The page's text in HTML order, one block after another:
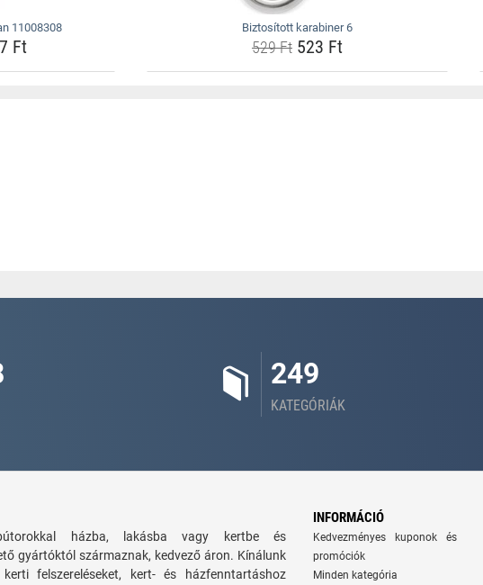
11008308
Ft
Biztosított karabiner 6
529 Ft523 Ft
249
KATEGÓRIÁK
házba, lakásba vagy kertbe és
gyártóktól származnak, kedvező áron. Kínálunk
felszereléseket, kert- és házfenntartáshoz
INFORMÁCIÓ
Kedvezményes kuponok és
promóciók
Minden kategória